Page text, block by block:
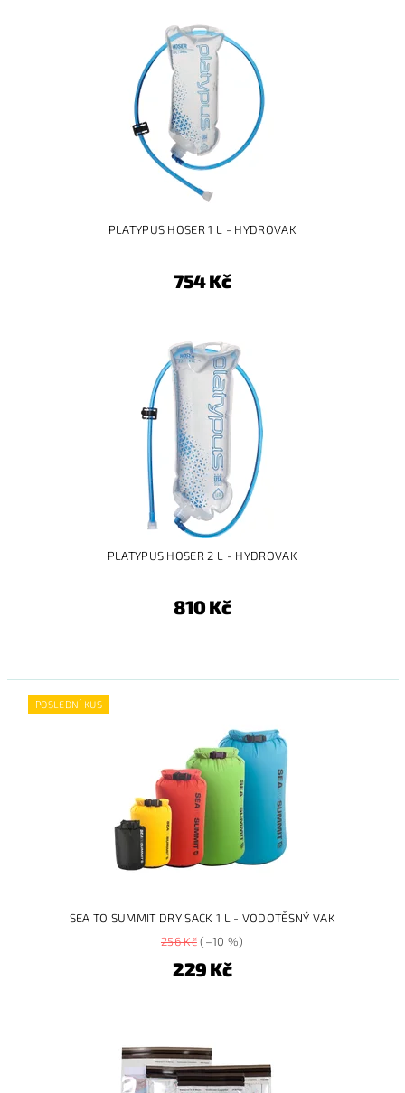
PLATYPUS HOSER 1 L - HYDROVAK
754 Kč
PLATYPUS HOSER 2 L - HYDROVAK
810 Kč
POSLEDNÍ KUS
SEA TO SUMMIT DRY SACK 1 L - VODOTĚSNÝ VAK
256 Kč(–10 %)
229 Kč